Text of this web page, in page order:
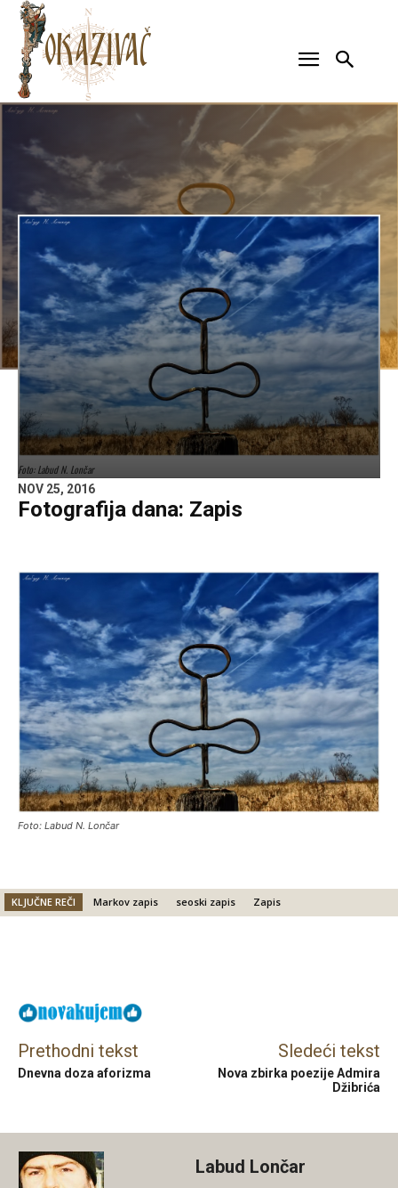
Foto: Labud N. Lončar
NOV 25, 2016
Fotografija dana: Zapis
Foto: Labud N. Lončar
KLJUČNE REČI Markov zapis seoski zapis Zapis
Prethodni tekst
Dnevna doza aforizma
Sledeći tekst
Nova zbirka poezije Admira
Džibrića
Labud Lončar